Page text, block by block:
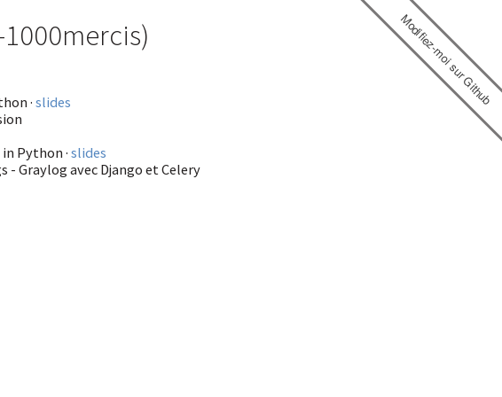
Modifiez-moi sur Github
· slides
Python ·slides
- Graylog avec Django et Celery